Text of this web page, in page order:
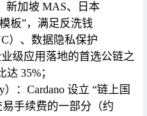
新加坡 MAS、日本
板”，满足反洗钱
）、数据隐私保护
级应用落地的首选公链之
35%；
：Cardano 设立 “链上国
易手续费的一部分（约